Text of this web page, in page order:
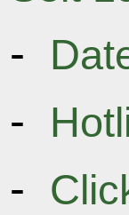
-
-
-